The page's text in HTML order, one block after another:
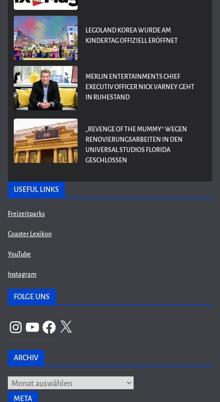
LEGOLAND KOREA WURDE AM
KINDERTAG OFFIZIELL ERÖFFNET
MERLIN ENTERTAINMENTS CHIEF
EXECUTIV OFFICER NICK VARNEY GEHT
IN RUHESTAND
„REVENGE OF THE MUMMY“ WEGEN
RENOVIERUNGSARBEITEN IN DEN
UNIVERSAL STUDIOS FLORIDA
GESCHLOSSEN
USEFUL LINKS
Freizeitparks
Coaster Lexikon
YouTube
Instagram
FOLGE UNS
InstagramYouTubeFacebook
X
ARCHIV
Archiv
META